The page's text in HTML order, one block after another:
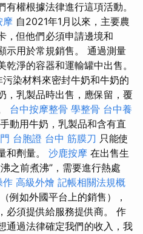
權根據法律進行這項活動。
摩 自2021年1月以來，主要農
，但他們必須申請邊境和
示用於常規銷售。 通過測量
淨的容器和運輸罐中出售。
染材料來密封牛奶和牛奶的
，乳製品時出售，應保留，覆
台中按摩整骨 學整骨 台中養
動用牛奶，乳製品和含有直
台胞證 台中 筋膜刀 只能使
和劑量。 沙鹿按摩 在出售生
之前煮沸”，需要進行熱處
作 高級外燴 記帳相關法規概
例如外國平台上的銷售），
必須提供給服務提供商。 作
通過法律確定我們的收入，我